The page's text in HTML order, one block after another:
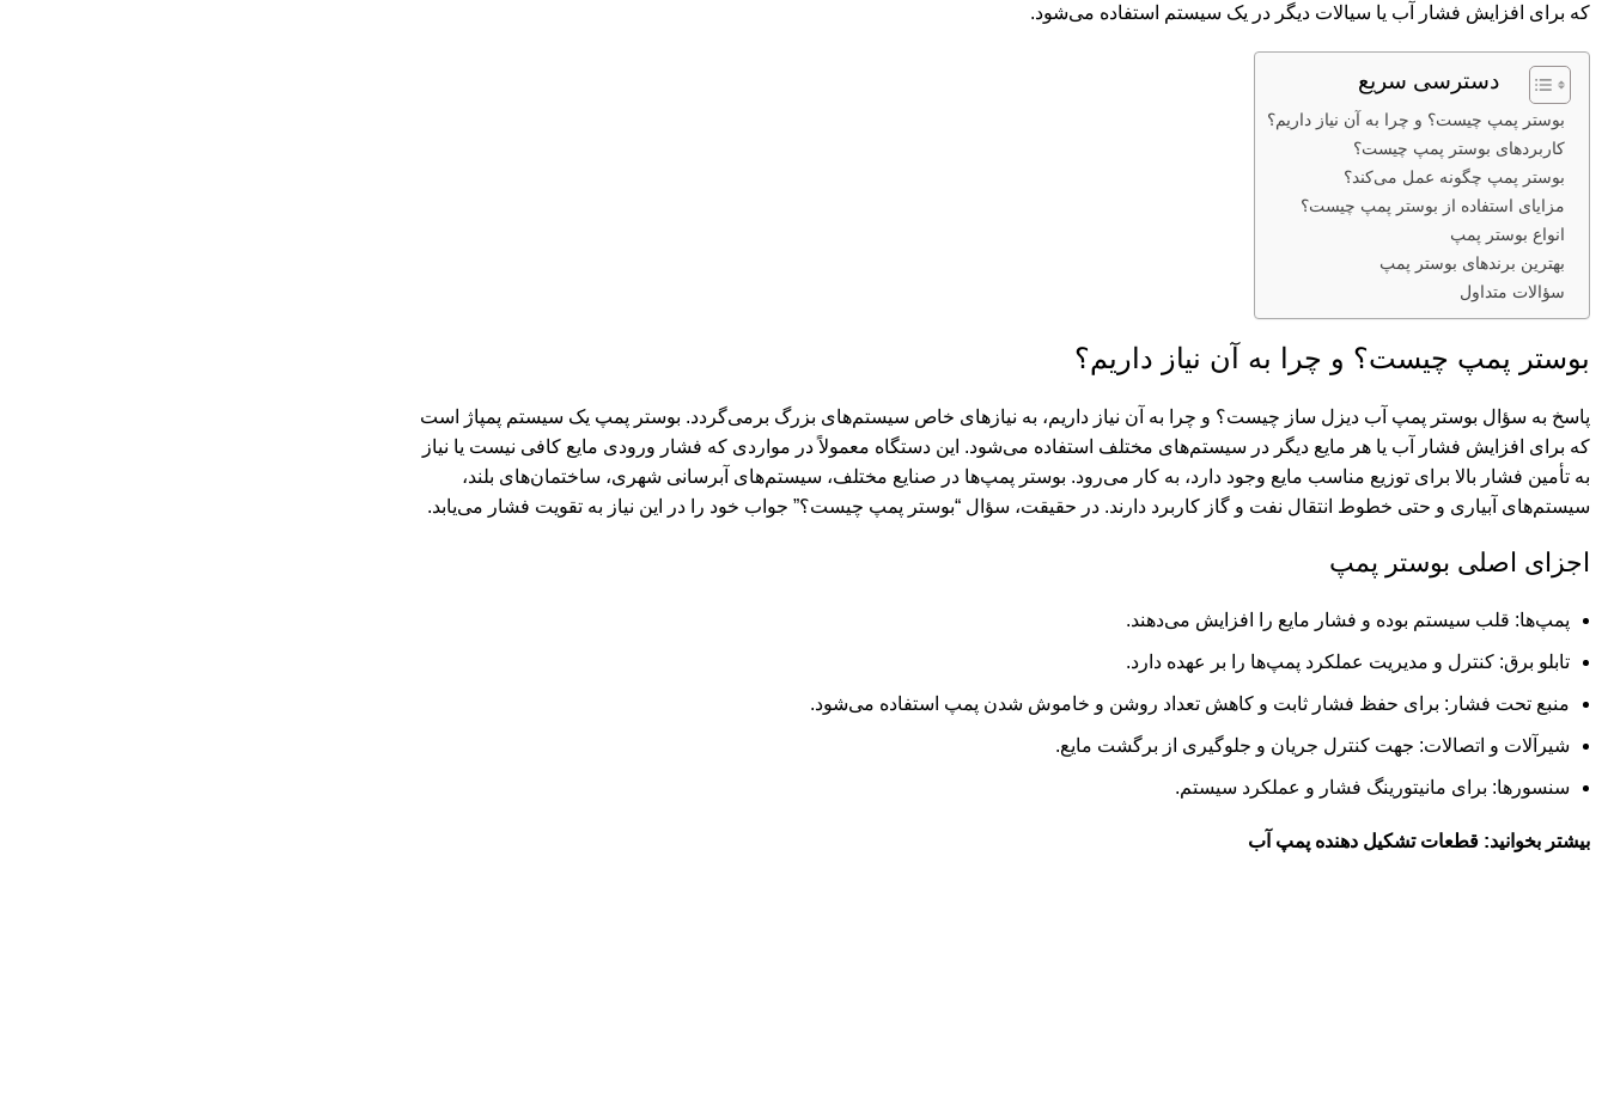
که برای افزایش فشار آب یا سیالات دیگر در یک سیستم استفاده می‌شود.
دسترسی سریع
بوستر پمپ چیست؟ و چرا به آن نیاز داریم؟
کاربردهای بوستر پمپ چیست؟
بوستر پمپ چگونه عمل می‌کند؟
مزایای استفاده از بوستر پمپ چیست؟
انواع بوستر پمپ
بهترین برندهای بوستر پمپ
سؤالات متداول
بوستر پمپ چیست؟ و چرا به آن نیاز داریم؟
پاسخ به سؤال بوستر پمپ آب دیزل ساز چیست؟ و چرا به آن نیاز داریم، به نیازهای خاص سیستم‌های بزرگ برمی‌گردد. بوستر پمپ یک سیستم پمپاژ است
که برای افزایش فشار آب یا هر مایع دیگر در سیستم‌های مختلف استفاده می‌شود. این دستگاه معمولاً در مواردی که فشار ورودی مایع کافی نیست یا نیاز
به تأمین فشار بالا برای توزیع مناسب مایع وجود دارد، به کار می‌رود. بوستر پمپ‌ها در صنایع مختلف، سیستم‌های آبرسانی شهری، ساختمان‌های بلند،
سیستم‌های آبیاری و حتی خطوط انتقال نفت و گاز کاربرد دارند. در حقیقت، سؤال “بوستر پمپ چیست؟” جواب خود را در این نیاز به تقویت فشار می‌یابد.
اجزای اصلی بوستر پمپ
پمپ‌ها: قلب سیستم بوده و فشار مایع را افزایش می‌دهند.
تابلو برق: کنترل و مدیریت عملکرد پمپ‌ها را بر عهده دارد.
منبع تحت فشار: برای حفظ فشار ثابت و کاهش تعداد روشن و خاموش شدن پمپ استفاده می‌شود.
شیرآلات و اتصالات: جهت کنترل جریان و جلوگیری از برگشت مایع.
سنسورها: برای مانیتورینگ فشار و عملکرد سیستم.
بیشتر بخوانید: قطعات تشکیل دهنده پمپ آب